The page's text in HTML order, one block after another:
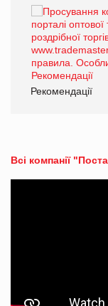
Рекомендації
Всі компанії